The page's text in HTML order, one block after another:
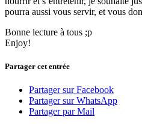
pourra aussi vous servir, et vous
Bonne lecture à tous ;p
Enjoy!
Partager cet entrée
Partager sur Facebook
Partager sur WhatsApp
Partager par Mail